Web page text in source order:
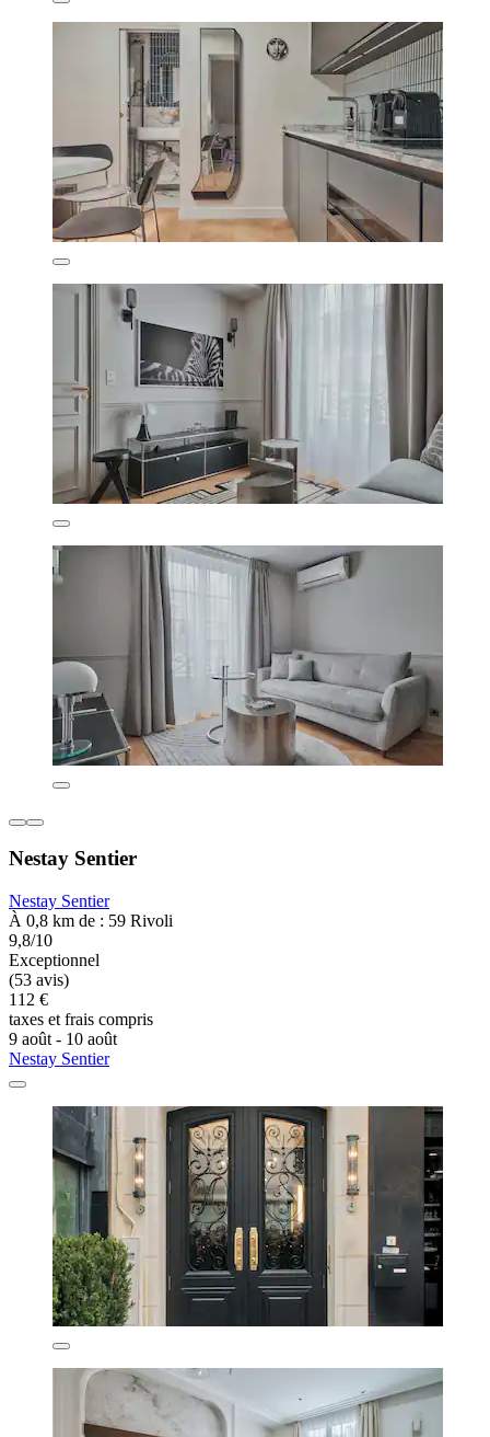
Nestay Sentier
Nestay Sentier
À 0,8 km de : 59 Rivoli
9,8/10
Exceptionnel
(53 avis)
112 €
taxes et frais compris
9 août - 10 août
Nestay Sentier